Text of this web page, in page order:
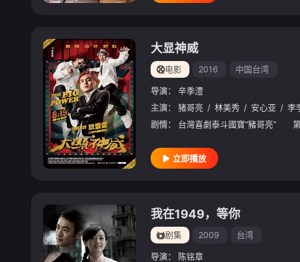
大显神威
电影 2016 中国台湾
导演：
辛季澧
主演：
猪哥亮 / 林美秀 / 安心亚 / 李
剧情：
立即播放
我在1949，等你
剧集 2009 台湾
导演：
陈铭章